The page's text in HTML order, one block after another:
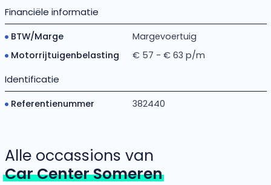
Financiële informatie
BTW/Marge
Margevoertuig
Motorrijtuigenbelasting
€ 57 - € 63 p/m
Identificatie
Referentienummer 382440
Alle occassions van
Car Center Someren